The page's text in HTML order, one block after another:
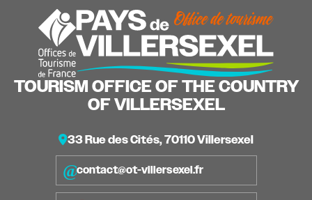
TOURISM OFFICE OF THE COUNTRY
OF VILLERSEXEL
33 Rue des Cités, 70110 Villersexel
contact@ot-villersexel.fr